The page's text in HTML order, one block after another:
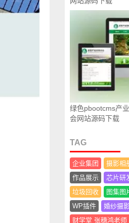
绿色pbootcms产
会网站源码下载
TAG
企业集团 摄影相
作品展示
芯片研
垃圾回收
图集图
WP插件
婚纱摄
财学堂 张穗鸿老